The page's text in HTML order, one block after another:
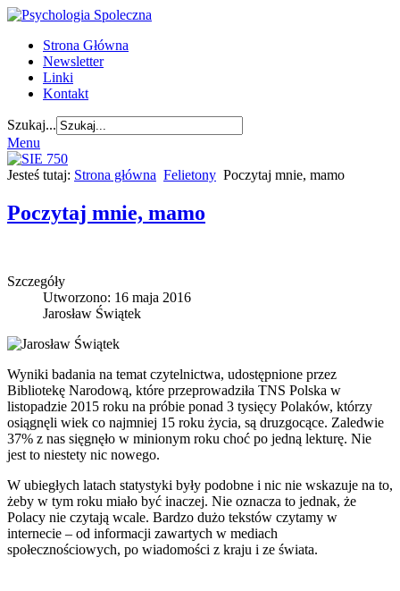
Strona Główna
Newsletter
Linki
Kontakt
Szukaj...
Menu
Jesteś tutaj: Strona główna Felietony Poczytaj mnie, mamo
Poczytaj mnie, mamo
Szczegóły
Utworzono: 16 maja 2016
Jarosław Świątek
Wyniki badania na temat czytelnictwa, udostępnione przez
Bibliotekę Narodową, które przeprowadziła TNS Polska w
listopadzie 2015 roku na próbie ponad 3 tysięcy Polaków, którzy
osiągnęli wiek co najmniej 15 roku życia, są druzgocące. Zaledwie
37% z nas sięgnęło w minionym roku choć po jedną lekturę. Nie
jest to niestety nic nowego.
W ubiegłych latach statystyki były podobne i nic nie wskazuje na to,
żeby w tym roku miało być inaczej. Nie oznacza to jednak, że
Polacy nie czytają wcale. Bardzo dużo tekstów czytamy w
internecie – od informacji zawartych w mediach
społecznościowych, po wiadomości z kraju i ze świata.